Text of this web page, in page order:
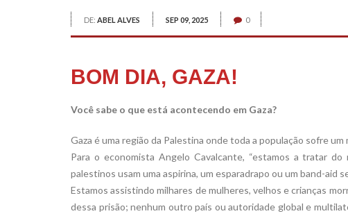
DE: ABEL ALVES SEP 09, 2025 0
BOM DIA, GAZA!
Você sabe o que está acontecendo em Gaza?
Gaza é uma região da Palestina onde toda a população sofre
Para o economista Angelo Cavalcante, “estamos a tratar
palestinos usam uma aspirina, um esparadrapo ou um band-aid
Estamos assistindo milhares de mulheres, velhos e crianças
dessa prisão; nenhum outro país ou autoridade global e